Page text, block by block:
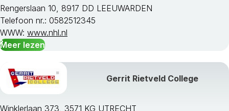
Rengerslaan 10, 8917 DD LEEUWARDEN
Telefoon nr.: 0582512345
WWW: www.nhl.nl
Meer lezen
Gerrit Rietveld College
Winklerlaan 373, 3571 KG UTRECHT